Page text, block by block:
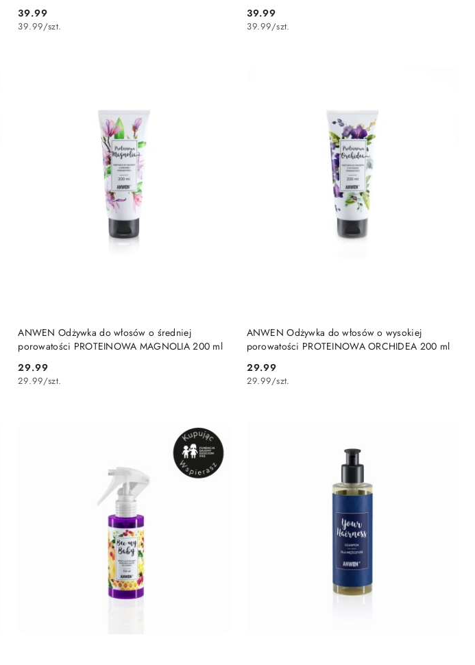
Cena:
39.99
39.99/szt. Cena:
39.99
39.99/szt.
ANWEN Odżywka do włosów o średniej
porowatości PROTEINOWA MAGNOLIA 200 ml
Cena:
29.99
29.99/szt.
DO KOSZYKA
ANWEN Odżywka do włosów o wysokiej
porowatości PROTEINOWA ORCHIDEA 200 ml
Cena:
29.99
29.99/szt.
DO KOSZYKA